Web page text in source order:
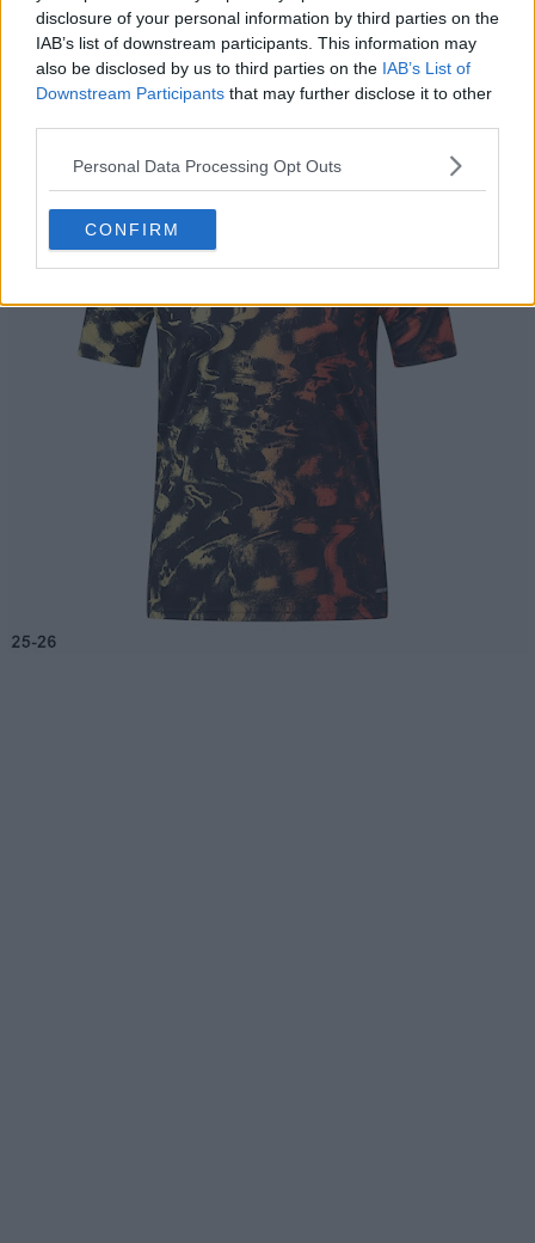
disclosure of your personal information by third parties on the
IAB’s list of downstream participants. This information may
also be disclosed by us to third parties on the IAB’s List of
Downstream Participants that may further disclose it to other
Personal Data Processing Opt Outs
CONFIRM
simple de couleur sombre.
Maillot pre-match Newcastle United 25-26 vs
26-27